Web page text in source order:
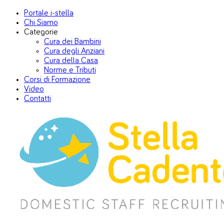
Portale i-stella
Chi Siamo
Categorie
Cura dei Bambini
Cura degli Anziani
Cura della Casa
Norme e Tributi
Corsi di Formazione
Video
Contatti